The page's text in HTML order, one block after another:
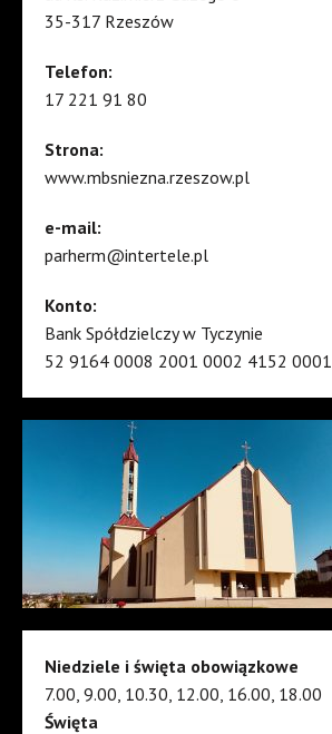
35-317 Rzeszów
Telefon:
17 221 91 80
Strona:
www.mbsniezna.rzeszow.pl
e-mail:
parherm@intertele.pl
Konto:
Bank Spółdzielczy w Tyczynie
52 9164 0008 2001 0002 4152 0001
Niedziele i święta obowiązkowe
7.00, 9.00, 10.30, 12.00, 16.00, 18.00
Święta